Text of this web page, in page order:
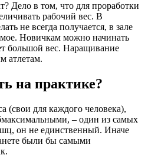
Дело в том, что для проработки
рабочий вес. В
не всегда получается, в зале
Новичкам можно начинать
большой вес. Наращивание
атлетам.
на практике?
(свои для каждого человека),
– один из самых
он не единственный. Иначе
были бы самыми